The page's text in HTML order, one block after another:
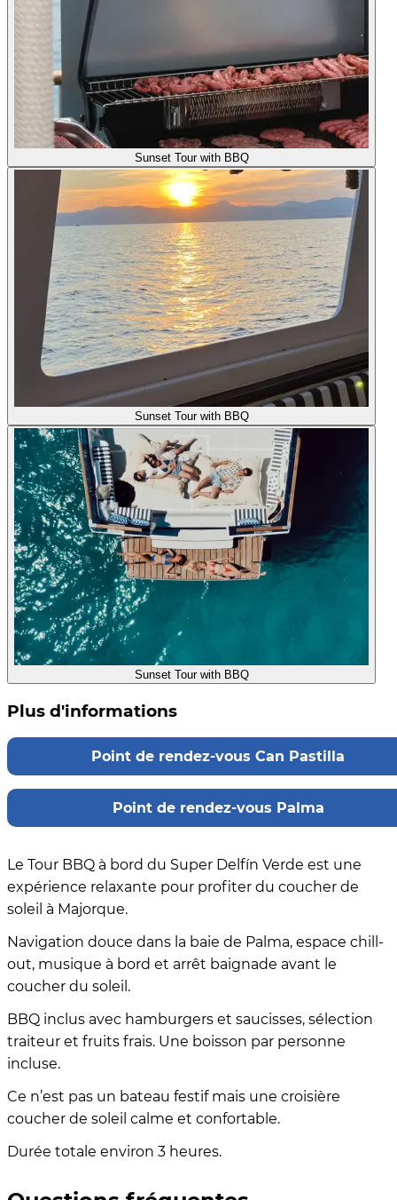
Sunset Tour with BBQ
Sunset Tour with BBQ
Sunset Tour with BBQ
Plus d'informations
Point de rendez-vous Can Pastilla
Point de rendez-vous Palma
Le Tour BBQ à bord du Super Delfín Verde est une
expérience relaxante pour profiter du coucher de
soleil à Majorque.
Navigation douce dans la baie de Palma, espace chill-
out, musique à bord et arrêt baignade avant le
coucher du soleil.
BBQ inclus avec hamburgers et saucisses, sélection
traiteur et fruits frais. Une boisson par personne
incluse.
Ce n’est pas un bateau festif mais une croisière
coucher de soleil calme et confortable.
Durée totale environ 3 heures.